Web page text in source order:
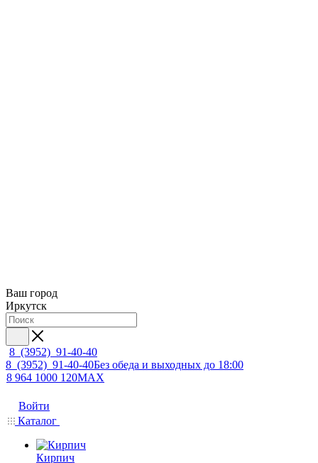
Ваш город
Иркутск
8 (3952) 91-40-40
8 (3952) 91-40-40Без обеда и выходных до 18:00
8 964 1000 120MAX
Войти
Каталог
Кирпич